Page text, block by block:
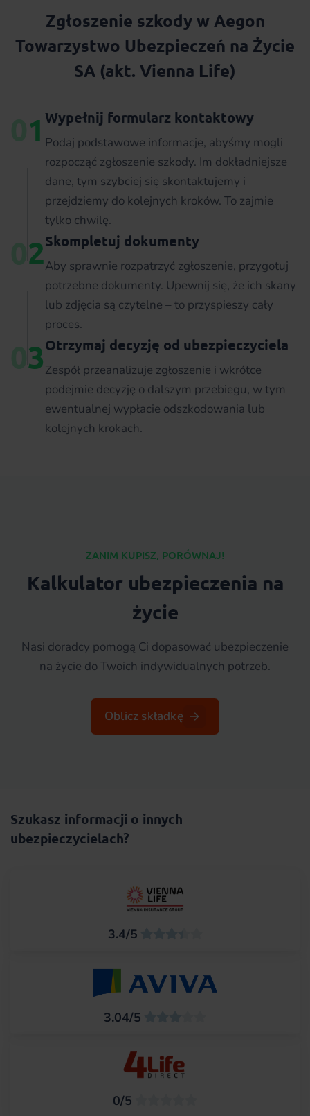
Zgłoszenie szkody w Aegon
Towarzystwo Ubezpieczeń na Życie
SA (akt. Vienna Life)
1 Wypełnij formularz kontaktowy
Podaj podstawowe informacje, abyśmy mogli
rozpocząć zgłoszenie szkody. Im dokładniejsze
dane, tym szybciej się skontaktujemy i
przejdziemy do kolejnych kroków. To zajmie
tylko chwilę.
2Skompletuj dokumenty
Aby sprawnie rozpatrzyć zgłoszenie, przygotuj
potrzebne dokumenty. Upewnij się, że ich skany
lub zdjęcia są czytelne – to przyspieszy cały
proces.
3Otrzymaj decyzję od ubezpieczyciela
Zespół przeanalizuje zgłoszenie i wkrótce
podejmie decyzję o dalszym przebiegu, w tym
ewentualnej wypłacie odszkodowania lub
kolejnych krokach.
ZANIM KUPISZ, PORÓWNAJ!
Kalkulator ubezpieczenia na
życie
Nasi doradcy pomogą Ci dopasować ubezpieczenie
na życie do Twoich indywidualnych potrzeb.
Oblicz składkę
Szukasz informacji o innych
ubezpieczycielach?
3.4/5
3.04/5
0/5